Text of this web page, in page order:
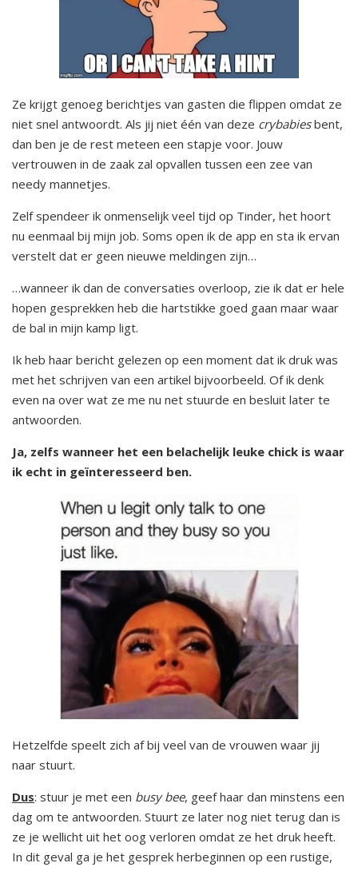
Ze krijgt genoeg berichtjes van gasten die flippen omdat ze
niet snel antwoordt. Als jij niet één van deze crybabiesbent,
dan ben je de rest meteen een stapje voor. Jouw
vertrouwen in de zaak zal opvallen tussen een zee van
needy mannetjes.
Zelf spendeer ik onmenselijk veel tijd op Tinder, het hoort
nu eenmaal bij mijn job. Soms open ik de app en sta ik ervan
verstelt dat er geen nieuwe meldingen zijn…
…wanneer ik dan de conversaties overloop, zie ik dat er hele
hopen gesprekken heb die hartstikke goed gaan maar waar
de bal in mijn kamp ligt.
Ik heb haar bericht gelezen op een moment dat ik druk was
met het schrijven van een artikel bijvoorbeeld. Of ik denk
even na over wat ze me nu net stuurde en besluit later te
antwoorden.
Ja, zelfs wanneer het een belachelijk leuke chick is waar
ik echt in geïnteresseerd ben.
Hetzelfde speelt zich af bij veel van de vrouwen waar jij
naar stuurt.
Dus: stuur je met een busy bee, geef haar dan minstens een
dag om te antwoorden. Stuurt ze later nog niet terug dan is
ze je wellicht uit het oog verloren omdat ze het druk heeft.
In dit geval ga je het gesprek herbeginnen op een rustige,